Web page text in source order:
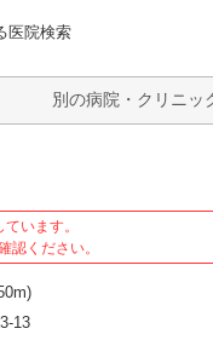
医院検索
います。
認ください。
)
13